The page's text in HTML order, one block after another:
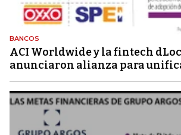
BANCOS
ACI Worldwide y la fintech
anunciaron alianza para